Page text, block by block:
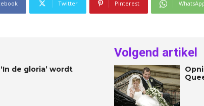
Twitter Pinterest
de gloria’ wordt
Volgend artikel